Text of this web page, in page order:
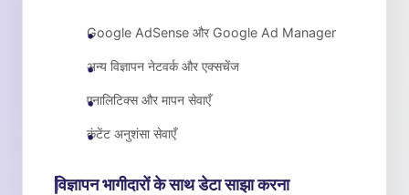
Google AdSense और Google Ad Manager
अन्य विज्ञापन नेटवर्क और एक्सचेंज
एनालिटिक्स और मापन सेवाएँ
कंटेंट अनुशंसा सेवाएँ
विज्ञापन भागीदारों के साथ डेटा साझा करना